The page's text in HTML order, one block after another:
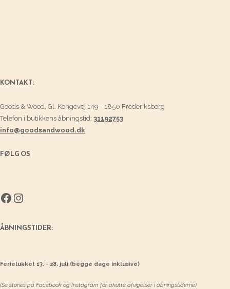
KONTAKT:
Goods & Wood, Gl. Kongevej 149 - 1850 Frederiksberg
Telefon i butikkens åbningstid: 31192753
info@goodsandwood.dk
FØLG OS
Facebook
Instagram
ÅBNINGSTIDER:
Ferielukket 13. - 28. juli (begge dage inklusive)
(Se stories på Facebook og Instagram for akutte afvigelser i åbningstiderne)